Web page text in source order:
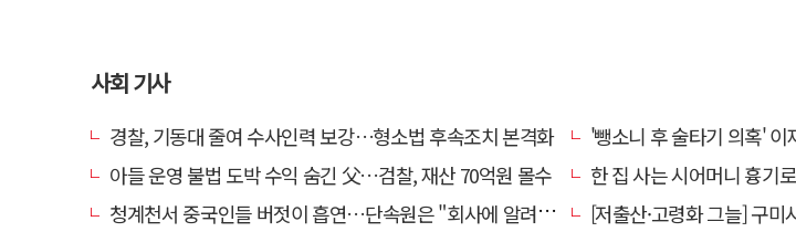
사회 기사
경찰, 기동대 줄여 수사인력 보강…형소법 후속조치 본격화
'뺑소니 후 술타기 의혹' 이재
아들 운영 불법 도박 수익 숨긴 父…검찰, 재산 70억원 몰수
한 집 사는 시어머니 흉기로
청계천서 중국인들 버젓이 흡연…단속원은 "회사에 알려라" 딴청
[저출산·고령화 그늘] 구미시